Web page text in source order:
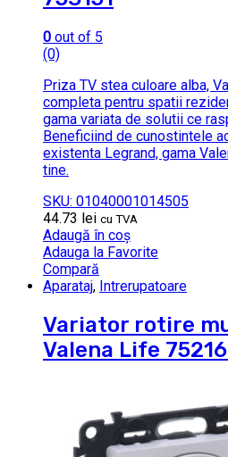
0 out of 5
(0)
Priza TV stea culoare alba,
completa pentru spatii
gama variata de solutii ce
Beneficiind de cunostintele
existenta Legrand, gama
tine.
SKU: 01040001014505
44.73 lei cu TVA
Adaugă în coș
Adauga la Favorite
Compară
Aparataj, Intrerupatoare
Variator rotire
Valena Life